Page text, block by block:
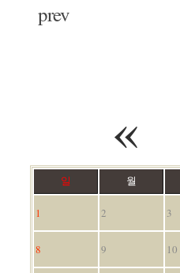
prev
«
일 월
1 2 3
8 9 10